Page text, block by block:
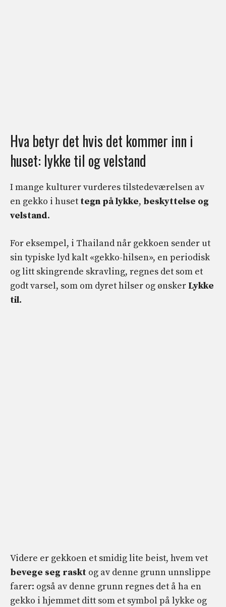
Hva betyr det hvis det kommer inn i
huset: lykke til og velstand
I mange kulturer vurderes tilstedeværelsen av
en gekko i huset tegn på lykke, beskyttelse og
velstand.
For eksempel, i Thailand når gekkoen sender ut
sin typiske lyd kalt «gekko-hilsen», en periodisk
og litt skingrende skravling, regnes det som et
godt varsel, som om dyret hilser og ønsker Lykke
til.
Videre er gekkoen et smidig lite beist, hvem vet
bevege seg raskt og av denne grunn unnslippe
farer: også av denne grunn regnes det å ha en
gekko i hjemmet ditt som et symbol på lykke og